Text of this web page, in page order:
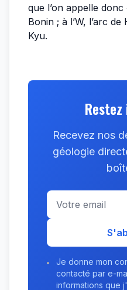
que l’on appelle
Bonin ; à l’W, l’arc
Kyu.
Recevez nos
géologie
Je donne mon
contacté par e-
informations que